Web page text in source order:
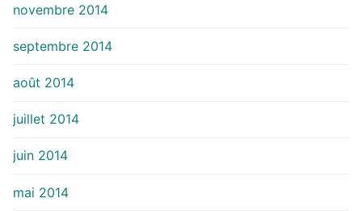
novembre 2014
septembre 2014
août 2014
juillet 2014
juin 2014
mai 2014